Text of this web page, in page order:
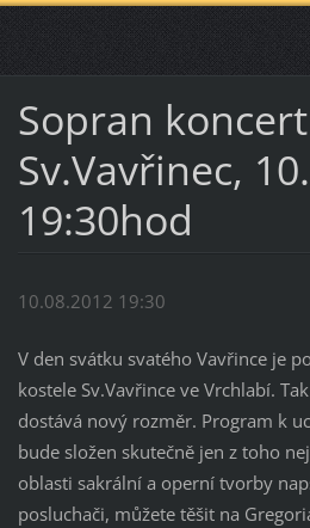
Sopran
Sv.Vavřinec,
19:30hod
10.08.2012 19:30
V den svátku svatého Vavřince je
kostele Sv.Vavřince ve Vrchlabí.
dostává nový rozměr. Program k
bude složen skutečně jen z toho
oblasti sakrální a operní tvorby
posluchači, můžete těšit na